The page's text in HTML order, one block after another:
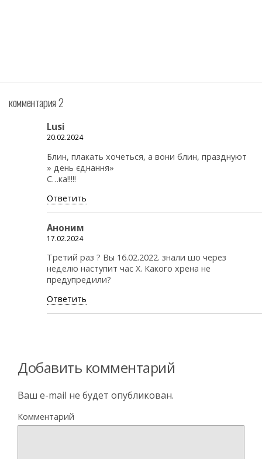
комментария 2
Lusi
20.02.2024
Блин, плакать хочеться, а вони блин, празднуют
» день єднання»
С…ка!!!!!
Ответить
Аноним
17.02.2024
Третий раз ? Вы 16.02.2022. знали шо через
неделю наступит час Х. Какого хрена не
предупредили?
Ответить
Добавить комментарий
Ваш e-mail не будет опубликован.
Комментарий